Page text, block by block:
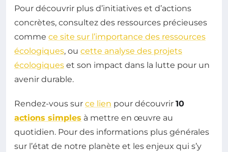
Pour découvrir plus d’initiatives et d’actions
concrètes, consultez des ressources précieuses
comme ce site sur l’importance des ressources
écologiques, ou cette analyse des projets
écologiques et son impact dans la lutte pour un
avenir durable.
Rendez-vous sur ce lien pour découvrir 10
actions simples à mettre en œuvre au
quotidien. Pour des informations plus générales
sur l’état de notre planète et les enjeux qui s’y